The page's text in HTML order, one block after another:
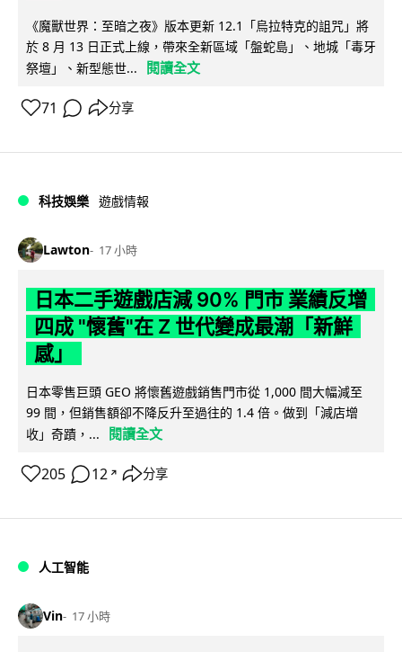
《魔獸世界：至暗之夜》版本更新 12.1「烏拉特克的詛咒」將
於 8 月 13 日正式上線，帶來全新區域「盤蛇島」、地城「毒牙
祭壇」、新型態世...
閱讀全文
71 分享
科技娛樂 遊戲情報
Lawton 17 小時
日本二手遊戲店減 90% 門市 業績反增
四成 "懷舊"在 Z 世代變成最潮「新鮮
感」
日本零售巨頭 GEO 將懷舊遊戲銷售門市從 1,000 間大幅減至
99 間，但銷售額卻不降反升至過往的 1.4 倍。做到「減店增
收」奇蹟，...
閱讀全文
205 12 ↗ 分享
人工智能
Vin 17 小時